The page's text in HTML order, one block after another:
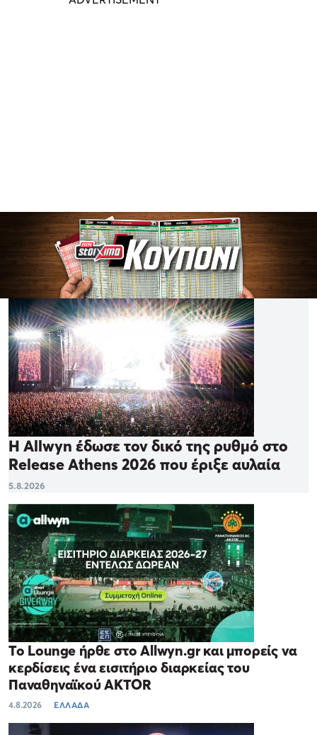
Η Allwyn έδωσε τον δικό της ρυθμό στο
Release Athens 2026 που έριξε αυλαία
5.8.2026
Το Lounge ήρθε στο Allwyn.gr και μπορείς να
κερδίσεις ένα εισιτήριο διαρκείας του
Παναθηναϊκού AKTOR
4.8.2026 ΕΛΛΑΔΑ